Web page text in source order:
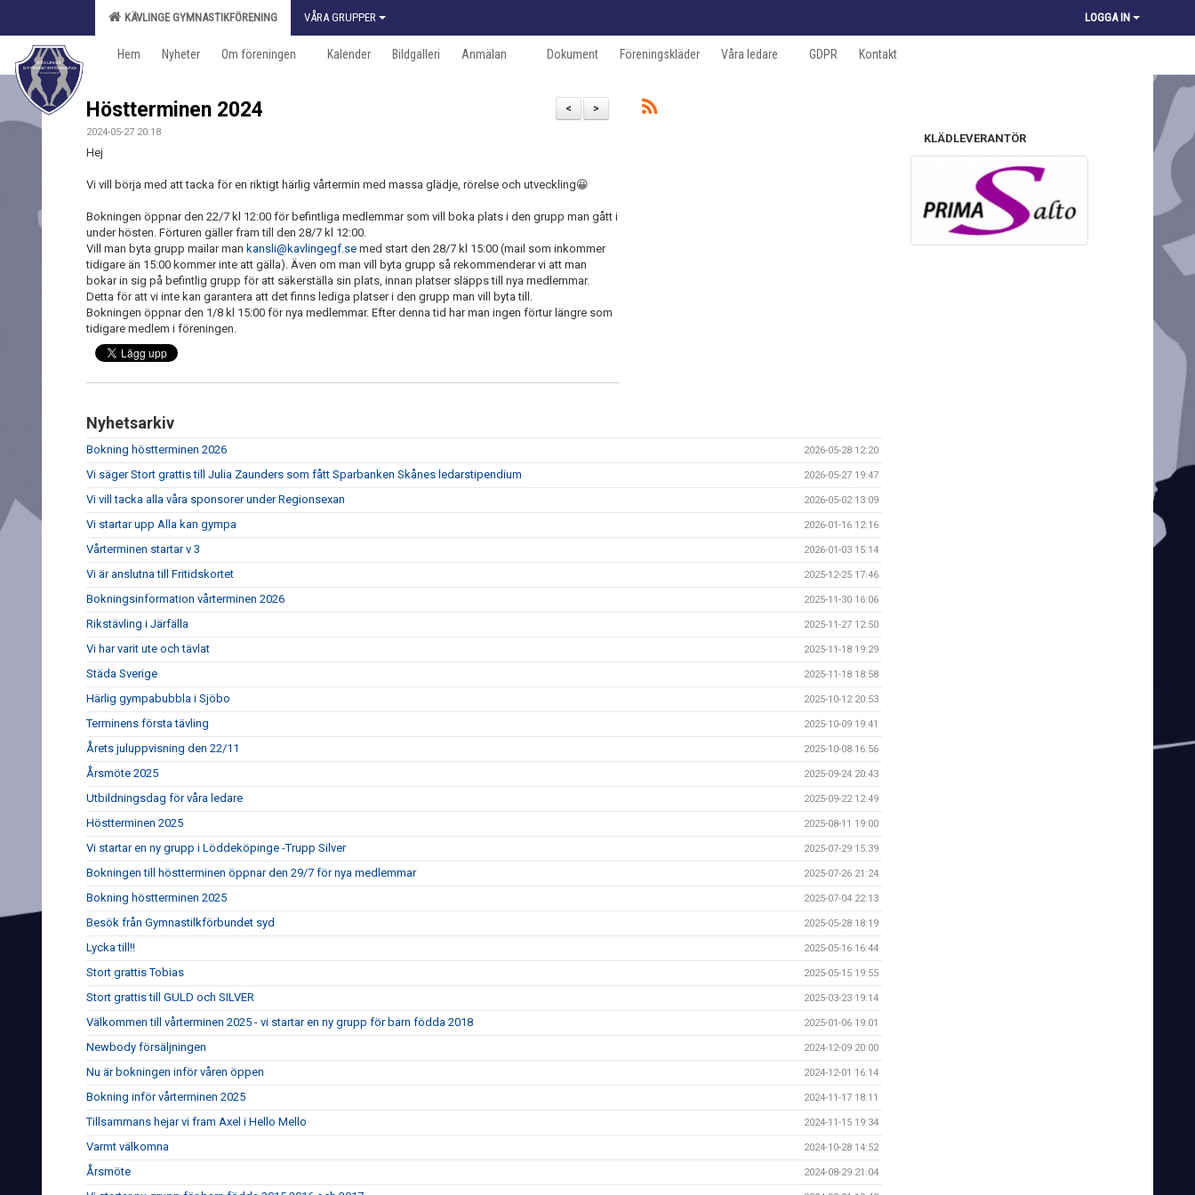
KÄVLINGE GYMNASTIKFÖRENING VÅRA GRUPPER LOGGA IN
Hem Nyheter Om föreningen Kalender Bildgalleri Anmälan Dokument Föreningskläder Våra ledare GDPR Kontakt
>
<
Höstterminen 2024
2024-05-27 20:18
Hej
Vi vill börja med att tacka för en riktigt härlig vårtermin med massa glädje, rörelse och utveckling😀
Bokningen öppnar den 22/7 kl 12:00 för befintliga medlemmar som vill boka plats i den grupp man gått i
under hösten. Förturen gäller fram till den 28/7 kl 12:00.
Vill man byta grupp mailar man kansli@kavlingegf.se med start den 28/7 kl 15:00 (mail som inkommer
tidigare än 15:00 kommer inte att gälla). Även om man vill byta grupp så rekommenderar vi att man
bokar in sig på befintlig grupp för att säkerställa sin plats, innan platser släpps till nya medlemmar.
Detta för att vi inte kan garantera att det finns lediga platser i den grupp man vill byta till.
Bokningen öppnar den 1/8 kl 15:00 för nya medlemmar. Efter denna tid har man ingen förtur längre som
tidigare medlem i föreningen.
Nyhetsarkiv
Bokning höstterminen 2026 2026-05-28 12:20
Vi säger Stort grattis till Julia Zaunders som fått Sparbanken Skånes ledarstipendium 2026-05-27 19:47
Vi vill tacka alla våra sponsorer under Regionsexan 2026-05-02 13:09
Vi startar upp Alla kan gympa 2026-01-16 12:16
Vårterminen startar v 3 2026-01-03 15:14
Vi är anslutna till Fritidskortet 2025-12-25 17:46
Bokningsinformation vårterminen 2026 2025-11-30 16:06
Rikstävling i Järfälla 2025-11-27 12:50
Vi har varit ute och tävlat 2025-11-18 19:29
Städa Sverige 2025-11-18 18:58
Härlig gympabubbla i Sjöbo 2025-10-12 20:53
Terminens första tävling 2025-10-09 19:41
Årets juluppvisning den 22/11 2025-10-08 16:56
Årsmöte 2025 2025-09-24 20:43
Utbildningsdag för våra ledare 2025-09-22 12:49
Höstterminen 2025 2025-08-11 19:00
Vi startar en ny grupp i Löddeköpinge -Trupp Silver 2025-07-29 15:39
Bokningen till höstterminen öppnar den 29/7 för nya medlemmar 2025-07-26 21:24
Bokning höstterminen 2025 2025-07-04 22:13
Besök från Gymnastilkförbundet syd 2025-05-28 18:19
Lycka till!! 2025-05-16 16:44
Stort grattis Tobias 2025-05-15 19:55
Stort grattis till GULD och SILVER 2025-03-23 19:14
Välkommen till vårterminen 2025 - vi startar en ny grupp för barn födda 2018 2025-01-06 19:01
Newbody försäljningen 2024-12-09 20:00
Nu är bokningen inför våren öppen 2024-12-01 16:14
Bokning inför vårterminen 2025 2024-11-17 18:11
Tillsammans hejar vi fram Axel i Hello Mello 2024-11-15 19:34
Varmt välkomna 2024-10-28 14:52
Årsmöte 2024-08-29 21:04
KLÄDLEVERANTÖR